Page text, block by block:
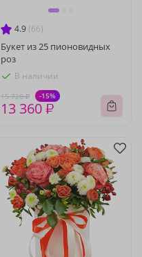
4.9 (66)
Букет из 25 пионовидных
роз
В наличии
15 720 ₽ -15%
13 360 ₽